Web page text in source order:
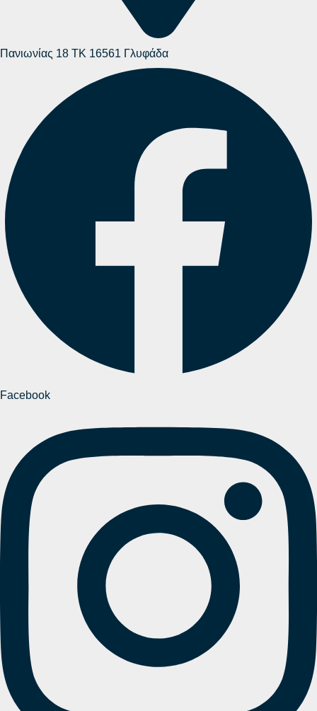
Πανιωνίας 18 ΤΚ 16561 Γλυφάδα
Facebook